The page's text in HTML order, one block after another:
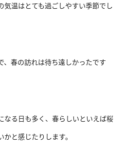
気温はとても過ごしやすい季節でし
、春の訪れは待ち遠しかったです
なる日も多く、春らしいといえば桜
と感じたりします。